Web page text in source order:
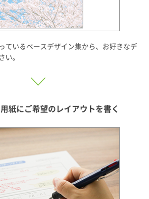
ているベースデザイン集から、お好きなデ
い。
紙にご希望のレイアウトを書く